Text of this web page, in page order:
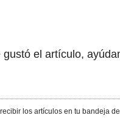
gustó el artículo,
los artículos en tu bandeja